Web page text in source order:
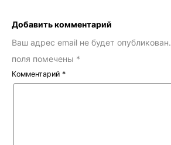
Добавить комментарий
Ваш адрес email не будет опубликован.
поля помечены *
Комментарий *